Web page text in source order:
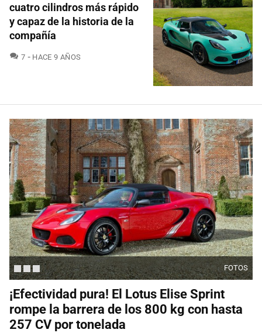
cuatro cilindros más rápido
y capaz de la historia de la
compañía
7 COMENTARIOS
HACE 9 AÑOS
FOTOS
¡Efectividad pura! El Lotus Elise Sprint
rompe la barrera de los 800 kg con hasta
257 CV por tonelada